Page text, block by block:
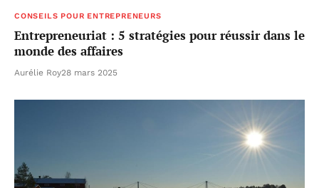
CONSEILS POUR ENTREPRENEURS
Entrepreneuriat : 5 stratégies pour réussir dans le
monde des affaires
Aurélie Roy28 mars 2025